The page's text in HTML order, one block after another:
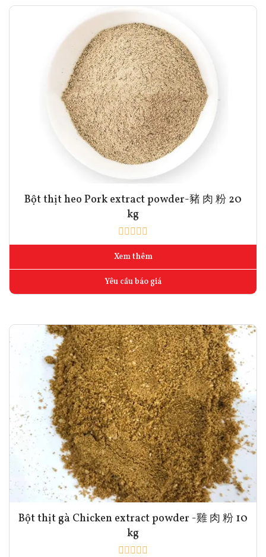
Bột thịt heo Pork extract powder-豬 肉 粉 20
kg
Xem thêm
Yêu cầu báo giá
Bột thịt gà Chicken extract powder -雞 肉 粉 10
kg